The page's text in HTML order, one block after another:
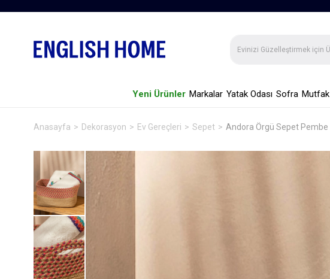
Yeni Ürünler Markalar Yatak Odası Sofra Mutfak
Anasayfa Dekorasyon Ev Gereçleri Sepet Andora Örgü Sepet Pembe